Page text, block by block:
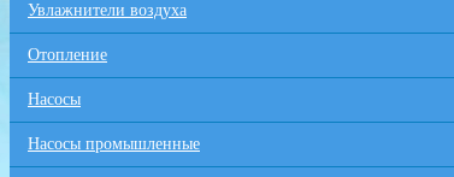
Увлажнители воздуха
Отопление
Насосы
Насосы промышленные